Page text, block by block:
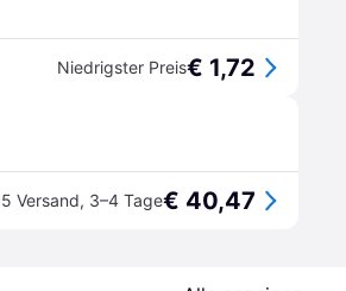
Niedrigster Preis€ 1,72
Versand, 3–4 Tage€ 40,47